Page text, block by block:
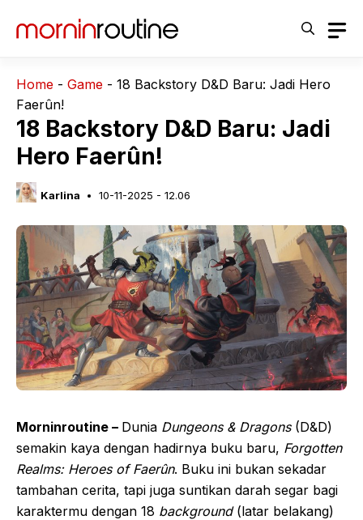
Home - Game - 18 Backstory D&D Baru: Jadi Hero
Faerûn!
18 Backstory D&D Baru: Jadi
Hero Faerûn!
Karlina 10-11-2025 - 12.06
Morninroutine – Dunia Dungeons & Dragons(D&D)
semakin kaya dengan hadirnya buku baru, Forgotten
Realms: Heroes of Faerûn. Buku ini bukan sekadar
tambahan cerita, tapi juga suntikan darah segar bagi
karaktermu dengan 18 background(latar belakang)